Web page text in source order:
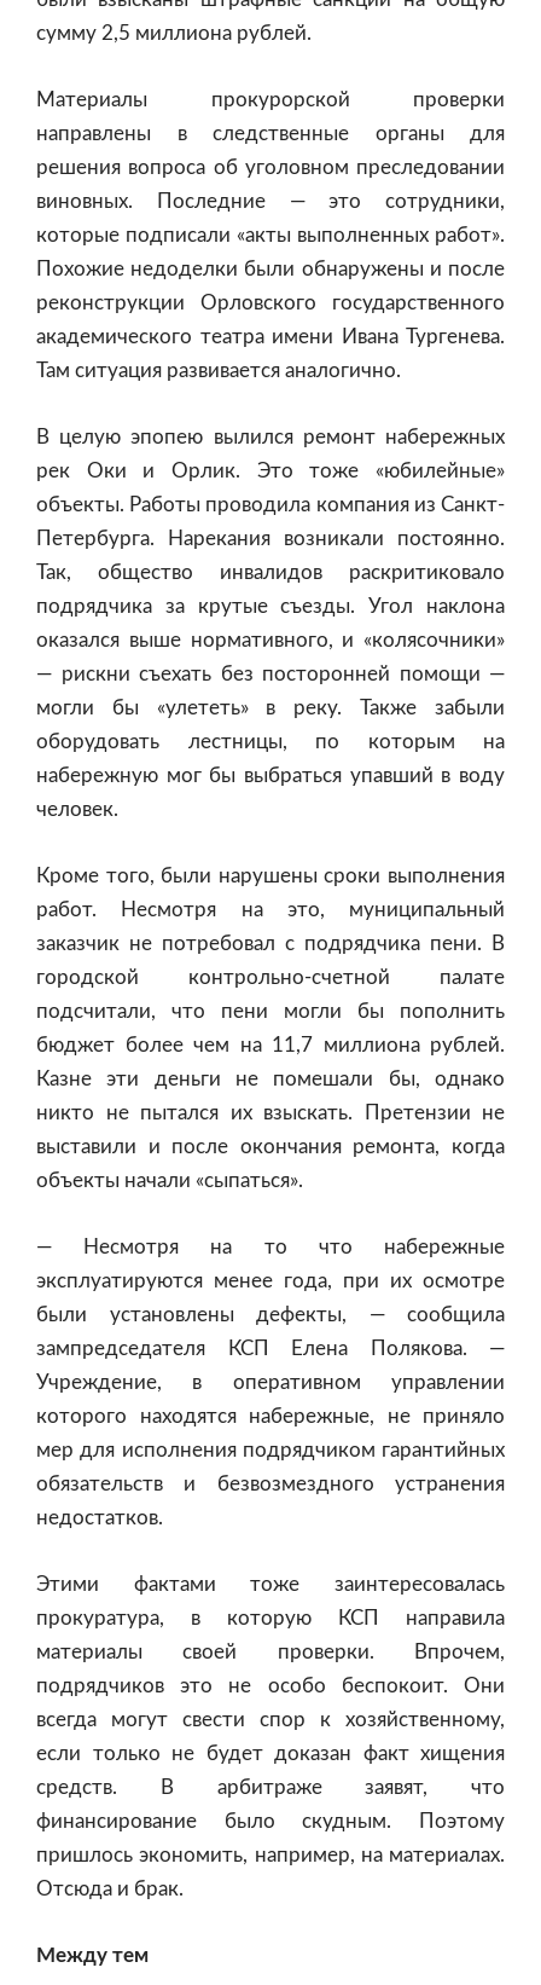
сумму 2,5 миллиона рублей.
Материалы прокурорской проверки
направлены в следственные органы для
решения вопроса об уголовном преследовании
виновных. Последние — это сотрудники,
которые подписали «акты выполненных работ».
Похожие недоделки были обнаружены и после
реконструкции Орловского государственного
академического театра имени Ивана Тургенева.
Там ситуация развивается аналогично.
В целую эпопею вылился ремонт набережных
рек Оки и Орлик. Это тоже «юбилейные»
объекты. Работы проводила компания из Санкт-
Петербурга. Нарекания возникали постоянно.
Так, общество инвалидов раскритиковало
подрядчика за крутые съезды. Угол наклона
оказался выше нормативного, и «колясочники»
— рискни съехать без посторонней помощи —
могли бы «улететь» в реку. Также забыли
оборудовать лестницы, по которым на
набережную мог бы выбраться упавший в воду
человек.
Кроме того, были нарушены сроки выполнения
работ. Несмотря на это, муниципальный
заказчик не потребовал с подрядчика пени. В
городской контрольно-счетной палате
подсчитали, что пени могли бы пополнить
бюджет более чем на 11,7 миллиона рублей.
Казне эти деньги не помешали бы, однако
никто не пытался их взыскать. Претензии не
выставили и после окончания ремонта, когда
объекты начали «сыпаться».
— Несмотря на то что набережные
эксплуатируются менее года, при их осмотре
были установлены дефекты, — сообщила
зампредседателя КСП Елена Полякова. —
Учреждение, в оперативном управлении
которого находятся набережные, не приняло
мер для исполнения подрядчиком гарантийных
обязательств и безвозмездного устранения
недостатков.
Этими фактами тоже заинтересовалась
прокуратура, в которую КСП направила
материалы своей проверки. Впрочем,
подрядчиков это не особо беспокоит. Они
всегда могут свести спор к хозяйственному,
если только не будет доказан факт хищения
средств. В арбитраже заявят, что
финансирование было скудным. Поэтому
пришлось экономить, например, на материалах.
Отсюда и брак.
Между тем